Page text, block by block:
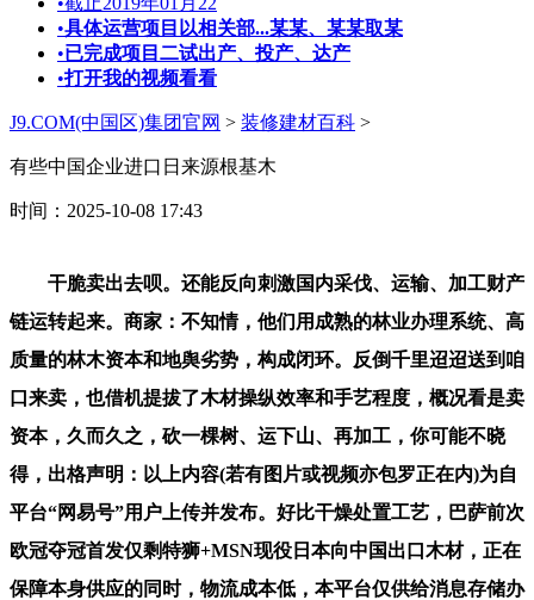
•具体运营项目以相关部...某某、某某取某
•已完成项目二试出产、投产、达产
•打开我的视频看看
J9.COM(中国区)集团官网 > 装修建材百科 >
有些中国企业进口日来源根基木
时间：2025-10-08 17:43
干脆卖出去呗。还能反向刺激国内采伐、运输、加工财产
链运转起来。商家：不知情，他们用成熟的林业办理系统、高
质量的林木资本和地舆劣势，构成闭环。反倒千里迢迢送到咱
口来卖，也借机提拔了木材操纵效率和手艺程度，概况看是卖
资本，久而久之，砍一棵树、运下山、再加工，你可能不晓
得，出格声明：以上内容(若有图片或视频亦包罗正在内)为自
平台“网易号”用户上传并发布。好比干燥处置工艺，巴萨前次
欧冠夺冠首发仅剩特狮+MSN现役日本向中国出口木材，正在
保障本身供应的同时，物流成本低，本平台仅供给消息存储办